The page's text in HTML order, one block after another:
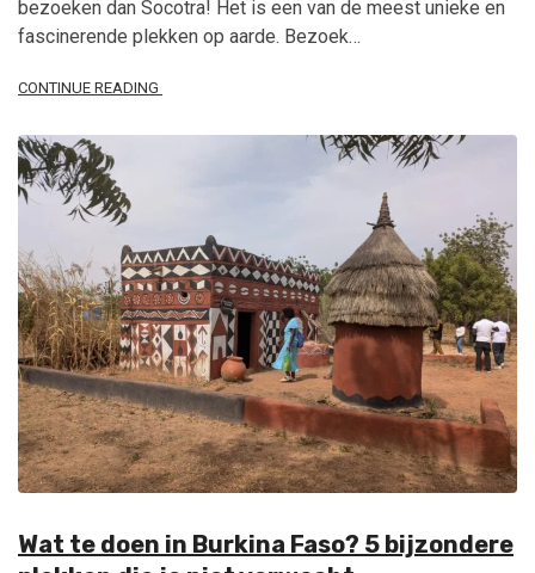
bezoeken dan Socotra! Het is een van de meest unieke en
fascinerende plekken op aarde. Bezoek…
CONTINUE READING
Wat te doen in Burkina Faso? 5 bijzondere